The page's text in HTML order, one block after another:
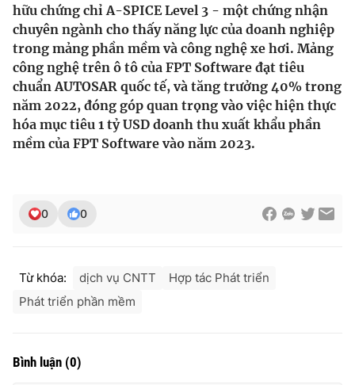
Emagazine Podcast
Photo Infographic
Video Shorts video
VTV Money VTV Thể thao
VTV4 Vươn mình bằng AI
hữu chứng chỉ A-SPICE Level 3 - một chứng nhận
chuyên ngành cho thấy năng lực của doanh nghiệp
trong mảng phần mềm và công nghệ xe hơi. Mảng
công nghệ trên ô tô của FPT Software đạt tiêu
chuẩn AUTOSAR quốc tế, và tăng trưởng 40% trong
năm 2022, đóng góp quan trọng vào việc hiện thực
hóa mục tiêu 1 tỷ USD doanh thu xuất khẩu phần
mềm của FPT Software vào năm 2023.
0 0
Từ khóa: dịch vụ CNTT
Hợp tác Phát triển
Phát triển phần mềm
Bình luận (0)